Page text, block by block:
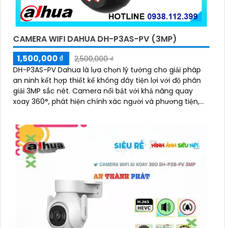
CAMERA WIFI DAHUA DH-P3AS-PV (3MP)
1,500,000 ₫
2,500,000 ₫
DH-P3AS-PV Dahua là lựa chọn lý tưởng cho giải pháp
an ninh kết hợp thiết kế không dây tiện lợi với độ phân
giải 3MP sắc nét. Camera nổi bật với khả năng quay
xoay 360°, phát hiện chính xác người và phương tiện,